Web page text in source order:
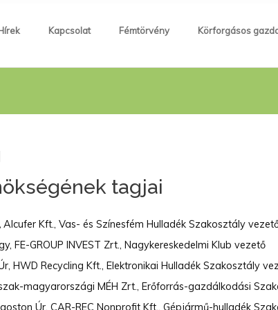
Kapcsolat Fémtörvény Körforgásos
tagjai
Alcufer Kft., Vas- és Színesfém Hulladék Szakosztály
FE-GROUP INVEST Zrt., Nagykereskedelmi Klub vezető
HWD Recycling Kft., Elektronikai Hulladék Szakosztály
magyarországi MÉH Zrt., Erőforrás-gazdálkodási
Úr, CAR-REC Nonprofit Kft., Gépjármű-hulladék